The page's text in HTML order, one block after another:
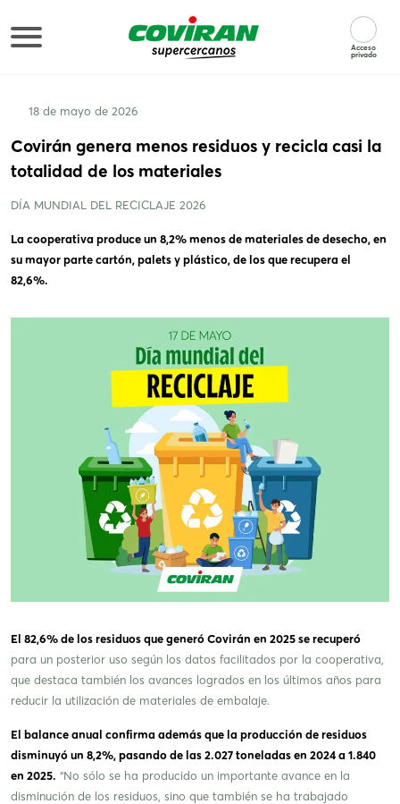
Acceso
privado
18 de mayo de 2026
Covirán genera menos residuos y recicla casi la
totalidad de los materiales
DÍA MUNDIAL DEL RECICLAJE 2026
La cooperativa produce un 8,2% menos de materiales de desecho, en
su mayor parte cartón, palets y plástico, de los que recupera el
82,6%.
El 82,6% de los residuos que generó Covirán en 2025 se recuperó
para un posterior uso según los datos facilitados por la cooperativa,
que destaca también los avances logrados en los últimos años para
reducir la utilización de materiales de embalaje.
El balance anual confirma además que la producción de residuos
disminuyó un 8,2%, pasando de las 2.027 toneladas en 2024 a 1.840
en 2025. “No sólo se ha producido un importante avance en la
disminución de los residuos, sino que también se ha trabajado